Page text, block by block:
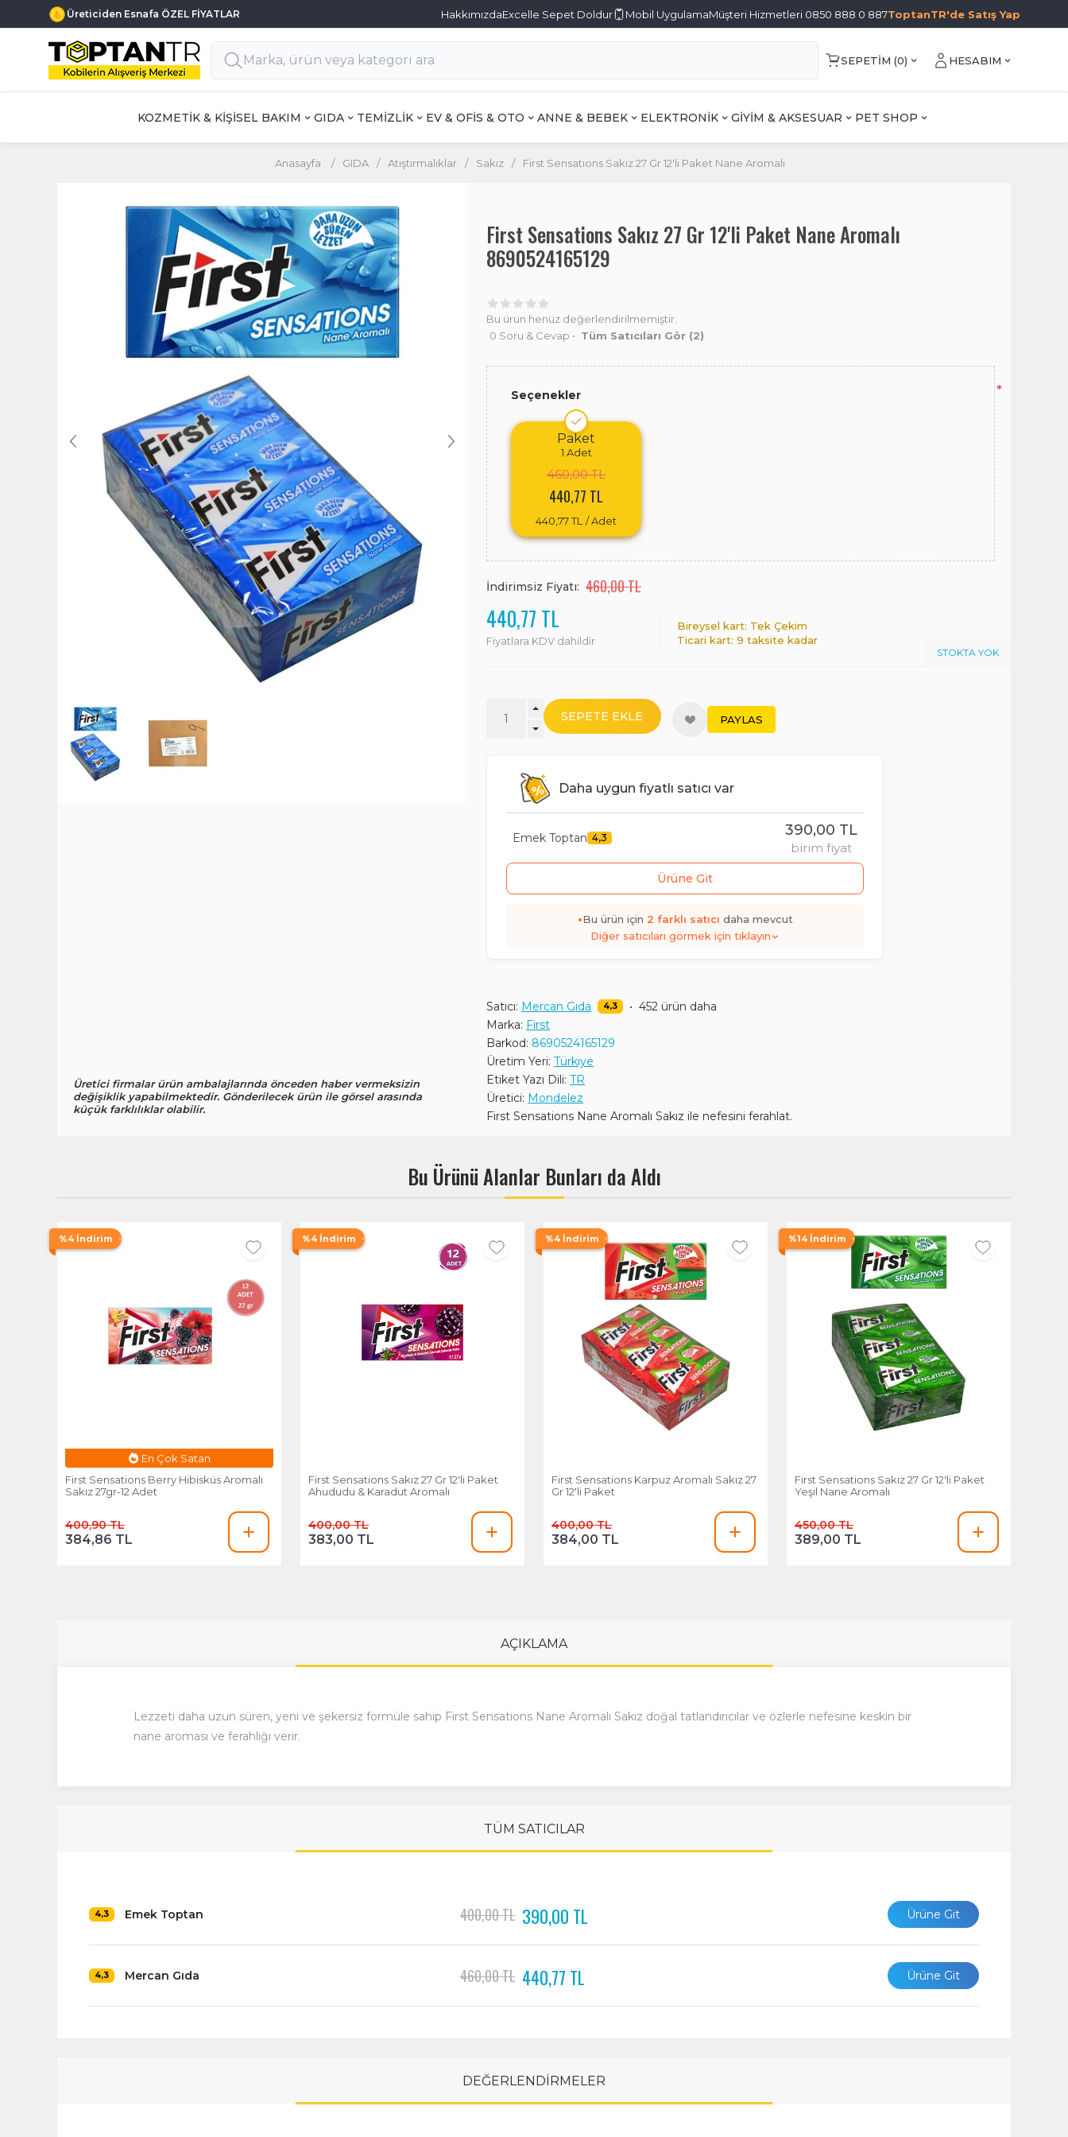
Üreticiden Esnafa ÖZEL FİYATLAR HakkımızdaExcelle Sepet Doldur Mobil UygulamaMüşteri Hizmetleri 0850 888 0 887ToptanTR'de Satış Yap
SEPETIM (0) HESABIM
KOZMETİK & KİŞİSEL BAKIM GIDA TEMİZLİK EV & OFİS & OTO ANNE & BEBEK ELEKTRONİK GİYİM & AKSESUAR PET SHOP
Anasayfa / GIDA / Atıştırmalıklar / Sakız / First Sensations Sakız 27 Gr 12'li Paket Nane Aromalı
Üretici firmalar ürün ambalajlarında önceden haber vermeksizin
değişiklik yapabilmektedir. Gönderilecek ürün ile görsel arasında
küçük farklılıklar olabilir.
First Sensations Sakız 27 Gr 12'li Paket Nane Aromalı
8690524165129
Bu ürün henüz değerlendirilmemiştir.
0 Soru & Cevap • Tüm Satıcıları Gör (2)
Seçenekler *
Paket
1 Adet
460,00 TL
440,77 TL
440,77 TL / Adet
İndirimsiz Fiyatı: 460,00 TL
440,77 TL
Fiyatlara KDV dahildir
Bireysel kart: Tek Çekim
Ticari kart: 9 taksite kadar
STOKTA YOK
SEPETE EKLE PAYLAS
Daha uygun fiyatlı satıcı var
Emek Toptan 4,3 390,00 TL
birim fiyat
Ürüne Git
•Bu ürün için 2 farklı satıcı daha mevcut
Diğer satıcıları görmek için tıklayın
Satıcı: Mercan Gıda 4,3 • 452 ürün daha
Marka: First
Barkod: 8690524165129
Üretim Yeri: Türkiye
Etiket Yazı Dili: TR
Üretici: Mondelez
First Sensations Nane Aromalı Sakız ile nefesini ferahlat.
Bu Ürünü Alanlar Bunları da Aldı
%4 İndirim
Esnafa Özel Fiyat
First Sensations Berry Hibisküs Aromalı
Sakız 27gr-12 Adet
400,90 TL
384,86 TL
%4 İndirim
First Sensations Sakız 27 Gr 12'li Paket
Ahududu & Karadut Aromalı
400,00 TL
383,00 TL
%4 İndirim
First Sensations Karpuz Aromalı Sakız 27
Gr 12'li Paket
400,00 TL
384,00 TL
%14 İndirim
First Sensations Sakız 27 Gr 12'li Paket
Yeşil Nane Aromalı
450,00 TL
389,00 TL
AÇIKLAMA
Lezzeti daha uzun süren, yeni ve şekersiz formüle sahip First Sensations Nane Aromalı Sakız doğal tatlandırıcılar ve özlerle nefesine keskin bir
nane aroması ve ferahlığı verir.
TÜM SATICILAR
4,3 Emek Toptan 400,00 TL 390,00 TL Ürüne Git
4,3 Mercan Gıda 460,00 TL 440,77 TL Ürüne Git
DEĞERLENDİRMELER